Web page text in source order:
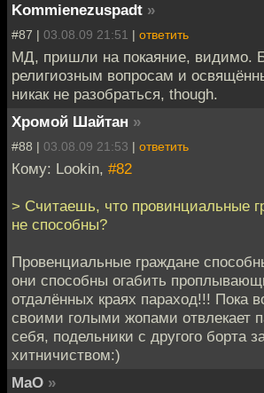
Kommienezuspadt »
#87 | 03.08.09 21:51 | ответить
МД, пришли на покаяние, видимо.
религиозным вопросам и
никак не разобраться, though.
Хромой Шайтан »
#88 | 03.08.09 21:53 | ответить
Кому: Lookin, #82
> Считаешь, что провинциальные
не способны?
Провенциальные граждане
они способны огабить
отдалённых краях параход!!! Пока
своими голыми жопами отвлекает
себя, подельники с другого борта
хитничиством:)
MaO »